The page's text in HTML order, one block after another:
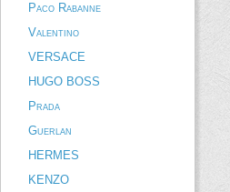
Paco Rabanne
Valentino
VERSACE
HUGO BOSS
Prada
Guerlan
HERMES
KENZO